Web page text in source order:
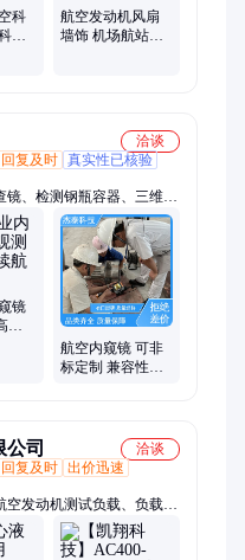
科
普
航空发动机风扇
墙饰 机场航站楼
洽谈
回复及时 真实性已核验
、检测钢瓶容器、三维测
镜
航空内窥镜 可非
标定制 兼容性强
司
洽谈
回复及时 出价迅速
空发动机测试负载、负载、